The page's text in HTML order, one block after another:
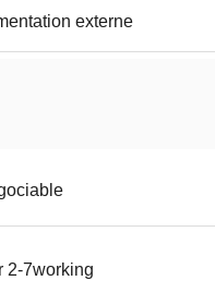
externe
2-7working